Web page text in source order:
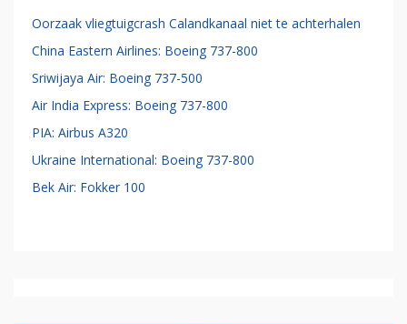
Oorzaak vliegtuigcrash Calandkanaal niet te achterhalen
China Eastern Airlines: Boeing 737-800
Sriwijaya Air: Boeing 737-500
Air India Express: Boeing 737-800
PIA: Airbus A320
Ukraine International: Boeing 737-800
Bek Air: Fokker 100